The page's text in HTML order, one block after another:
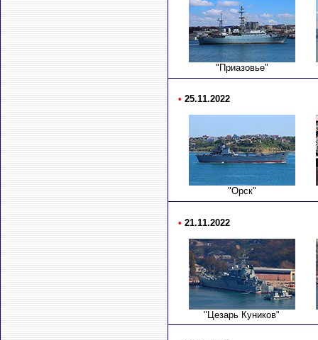
"Приазовье"
• 25.11.2022
"Орск"
• 21.11.2022
"Цезарь Куников"